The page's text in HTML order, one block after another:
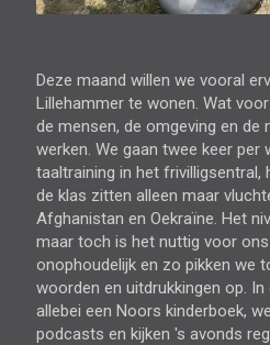
Deze maand willen we vooral
Lillehammer te wonen. Wat
de mensen, de omgeving en de
werken. We gaan twee keer per
taaltraining in het frivilligsentral,
de klas zitten alleen maar
Afghanistan en Oekraïne. Het
maar toch is het nuttig voor
onophoudelijk en zo pikken we
woorden en uitdrukkingen op.
allebei een Noors kinderboek,
podcasts en kijken 's avonds